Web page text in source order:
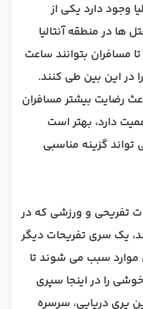
وجود دارد یکی از
ها در منطقه آنتالیا
بتوانند ساعت
در این بین طی کنند.
رضایت بیشتر مسافران
دارد، بهتر است
تواند گزینه مناسبی
تفریحی و ورزشی که در
یک سری تفریحات دیگر
موارد سبب می شوند تا
را در اینجا سپری
پری دریایی، سرسره